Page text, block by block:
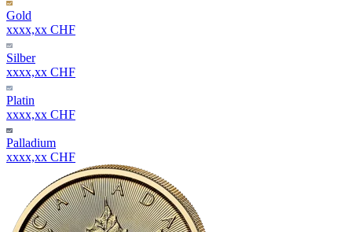
Gold
xxxx,xx CHF
Silber
xxxx,xx CHF
Platin
xxxx,xx CHF
Palladium
xxxx,xx CHF